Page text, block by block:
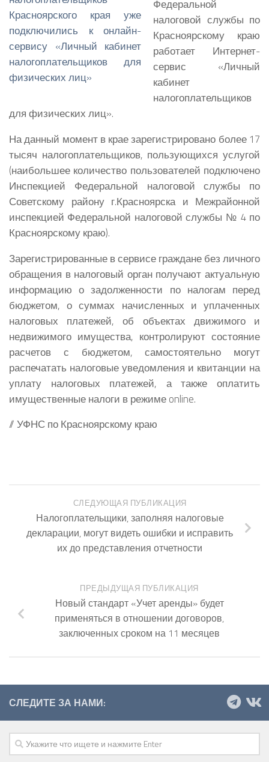
Федеральной
налоговой службы по
Красноярскому краю
работает Интернет-
сервис «Личный
кабинет
налогоплательщиков
для физических лиц».
На данный момент в крае зарегистрировано более 17
тысяч налогоплательщиков, пользующихся услугой
(наибольшее количество пользователей подключено
Инспекцией Федеральной налоговой службы по
Советскому району г.Красноярска и Межрайонной
инспекцией Федеральной налоговой службы № 4 по
Красноярскому краю).
Зарегистрированные в сервисе граждане без личного
обращения в налоговый орган получают актуальную
информацию о задолженности по налогам перед
бюджетом, о суммах начисленных и уплаченных
налоговых платежей, об объектах движимого и
недвижимого имущества, контролируют состояние
расчетов с бюджетом, самостоятельно могут
распечатать налоговые уведомления и квитанции на
уплату налоговых платежей, а также оплатить
имущественные налоги в режиме online.
// УФНС по Красноярскому краю
СЛЕДУЮЩАЯ ПУБЛИКАЦИЯ
Налогоплательщики, заполняя налоговые
декларации, могут видеть ошибки и исправить
их до представления отчетности
ПРЕДЫДУЩАЯ ПУБЛИКАЦИЯ
Новый стандарт «Учет аренды» будет
применяться в отношении договоров,
заключенных сроком на 11 месяцев
СЛЕДИТЕ ЗА НАМИ: